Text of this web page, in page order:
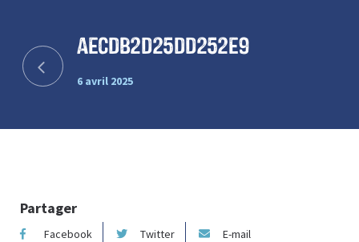
aecdb2d25dd252e9
6 avril 2025
Partager
Facebook Twitter E-mail